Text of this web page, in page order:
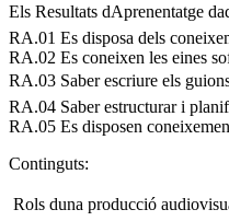
Els Resultats dAprenentatge
RA.01 Es disposa dels
RA.02 Es coneixen les eines
RA.03 Saber escriure els
RA.04 Saber estructurar i
RA.05 Es disposen
Continguts:
 Rols duna producció